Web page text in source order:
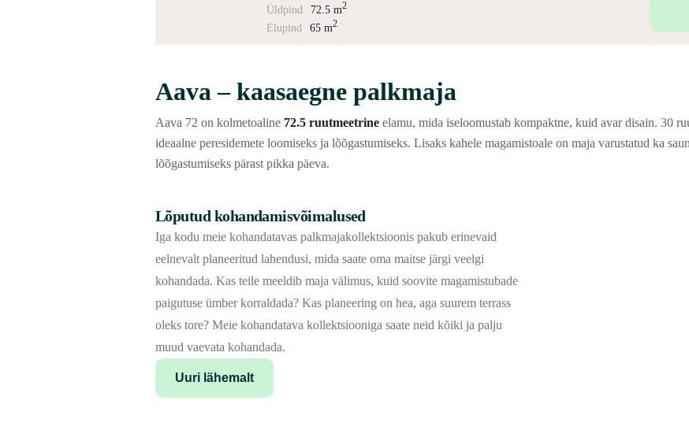
Üldpind
72.5 m2
Elupind 65 m2
Aava – kaasaegne palkmaja
Aava 72 on kolmetoaline 72.5 ruutmeetrine elamu, mida iseloomustab kompaktne, kuid avar disain. 30
ideaalne peresidemete loomiseks ja lõõgastumiseks. Lisaks kahele magamistoale on maja varustatud ka
lõõgastumiseks pärast pikka päeva.
Lõputud kohandamisvõimalused
Iga kodu meie kohandatavas palkmajakollektsioonis pakub erinevaid
eelnevalt planeeritud lahendusi, mida saate oma maitse järgi veelgi
kohandada. Kas teile meeldib maja välimus, kuid soovite magamistubade
paigutuse ümber korraldada? Kas planeering on hea, aga suurem terrass
oleks tore? Meie kohandatava kollektsiooniga saate neid kõiki ja palju
muud vaevata kohandada.
Uuri lähemalt